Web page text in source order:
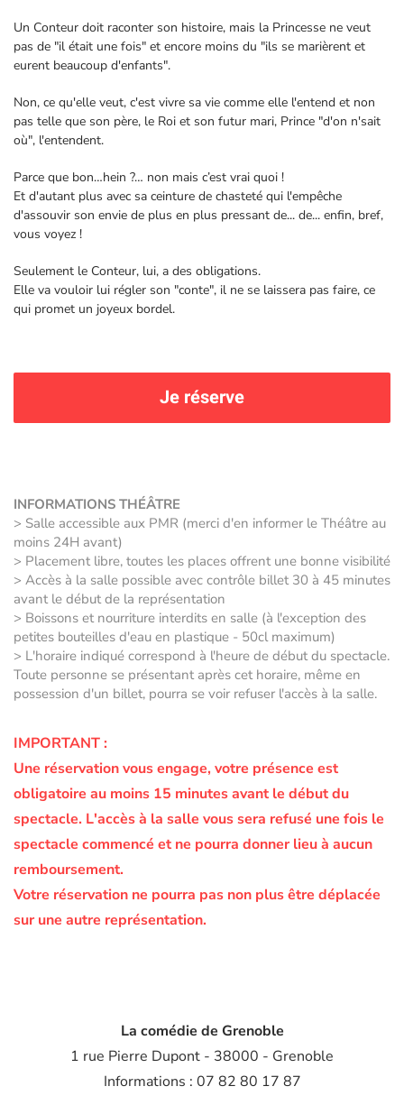
Un Conteur doit raconter son histoire, mais la Princesse ne veut
pas de "il était une fois" et encore moins du "ils se marièrent et
eurent beaucoup d'enfants".
Non, ce qu'elle veut, c'est vivre sa vie comme elle l'entend et non
pas telle que son père, le Roi et son futur mari, Prince "d'on n'sait
où", l'entendent.
Parce que bon…hein ?… non mais c’est vrai quoi !
Et d'autant plus avec sa ceinture de chasteté qui l'empêche
d'assouvir son envie de plus en plus pressant de... de... enfin, bref,
vous voyez !
Seulement le Conteur, lui, a des obligations.
Elle va vouloir lui régler son "conte", il ne se laissera pas faire, ce
qui promet un joyeux bordel.
Je réserve
INFORMATIONS THÉÂTRE
> Salle accessible aux PMR (merci d'en informer le Théâtre au
moins 24H avant)
> Placement libre, toutes les places offrent une bonne visibilité
> Accès à la salle possible avec contrôle billet 30 à 45 minutes
avant le début de la représentation
> Boissons et nourriture interdits en salle (à l'exception des
petites bouteilles d'eau en plastique - 50cl maximum)
> L'horaire indiqué correspond à l'heure de début du spectacle.
Toute personne se présentant après cet horaire, même en
possession d'un billet, pourra se voir refuser l'accès à la salle.
IMPORTANT :
Une réservation vous engage, votre présence est
obligatoire au moins 15 minutes avant le début du
spectacle. L'accès à la salle vous sera refusé une fois le
spectacle commencé et ne pourra donner lieu à aucun
remboursement.
Votre réservation ne pourra pas non plus être déplacée
sur une autre représentation.
La comédie de Grenoble
1 rue Pierre Dupont - 38000 - Grenoble
Informations : 07 82 80 17 87